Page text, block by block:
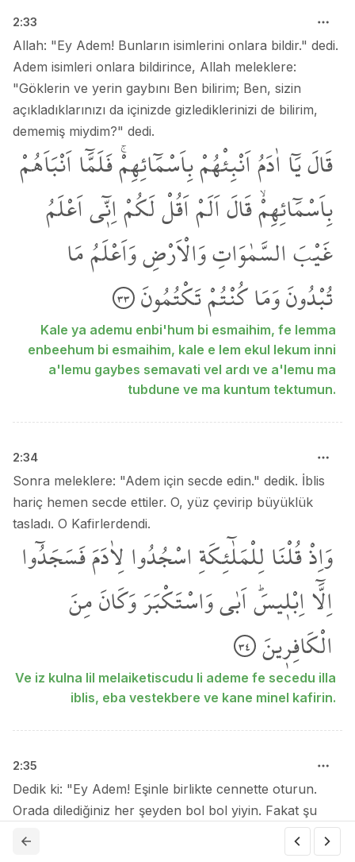
2:33
Allah: "Ey Adem! Bunların isimlerini onlara bildir." dedi.
Adem isimleri onlara bildirince, Allah meleklere:
"Göklerin ve yerin gaybını Ben bilirim; Ben, sizin
açıkladıklarınızı da içinizde gizlediklerinizi de bilirim,
dememiş miydim?" dedi.
قَالَيَٓا اٰدَمُاَنْبِئْهُمْبِاَسْمَٓائِهِمْۚفَلَمَّٓااَنْبَاَهُمْ
بِاَسْمَٓائِهِمْۙقَالَاَلَمْاَقُلْلَكُمْاِنّ۪ٓياَعْلَمُ
غَيْبَالسَّمٰوَاتِوَالْاَرْضِوَاَعْلَمُمَا
تُبْدُونَوَمَاكُنْتُمْتَكْتُمُونَ ٣٣
Kale ya ademu enbi'hum bi esmaihim, fe lemma
enbeehum bi esmaihim, kale e lem ekul lekum inni
a'lemu gaybes semavati vel ardı ve a'lemu ma
tubdune ve ma kuntum tektumun.
2:34
Sonra meleklere: "Adem için secde edin." dedik. İblis
hariç hemen secde ettiler. O, yüz çevirip büyüklük
tasladı. O Kafirlerdendi.
وَاِذْقُلْنَالِلْمَلٰٓئِكَةِاسْجُدُوالِاٰدَمَفَسَجَدُٓوا
اِلَّٓااِبْل۪يسَۜاَبٰىوَاسْتَكْبَرَوَكَانَمِنَ
الْكَافِر۪ينَ ٣٤
Ve iz kulna lil melaiketiscudu li ademe fe secedu illa
iblis, eba vestekbere ve kane minel kafirin.
2:35
Dedik ki: "Ey Adem! Eşinle birlikte cennette oturun.
Orada dilediğiniz her şeyden bol bol yiyin. Fakat şu
şecereye yaklaşmayın; yoksa haksızlık yapmış